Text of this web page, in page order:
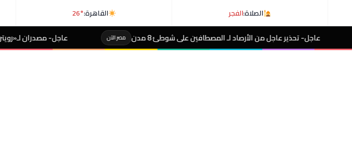
الصلاة:الفجر القاهرة:26°
الأرصاد لـ المصطافين على شوطئ 8 مدن مصر الآن عاجل- مصدران لـ«رويترز»: السعودية وباكستان